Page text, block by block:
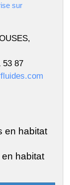
sur
53 87
en habitat
habitat